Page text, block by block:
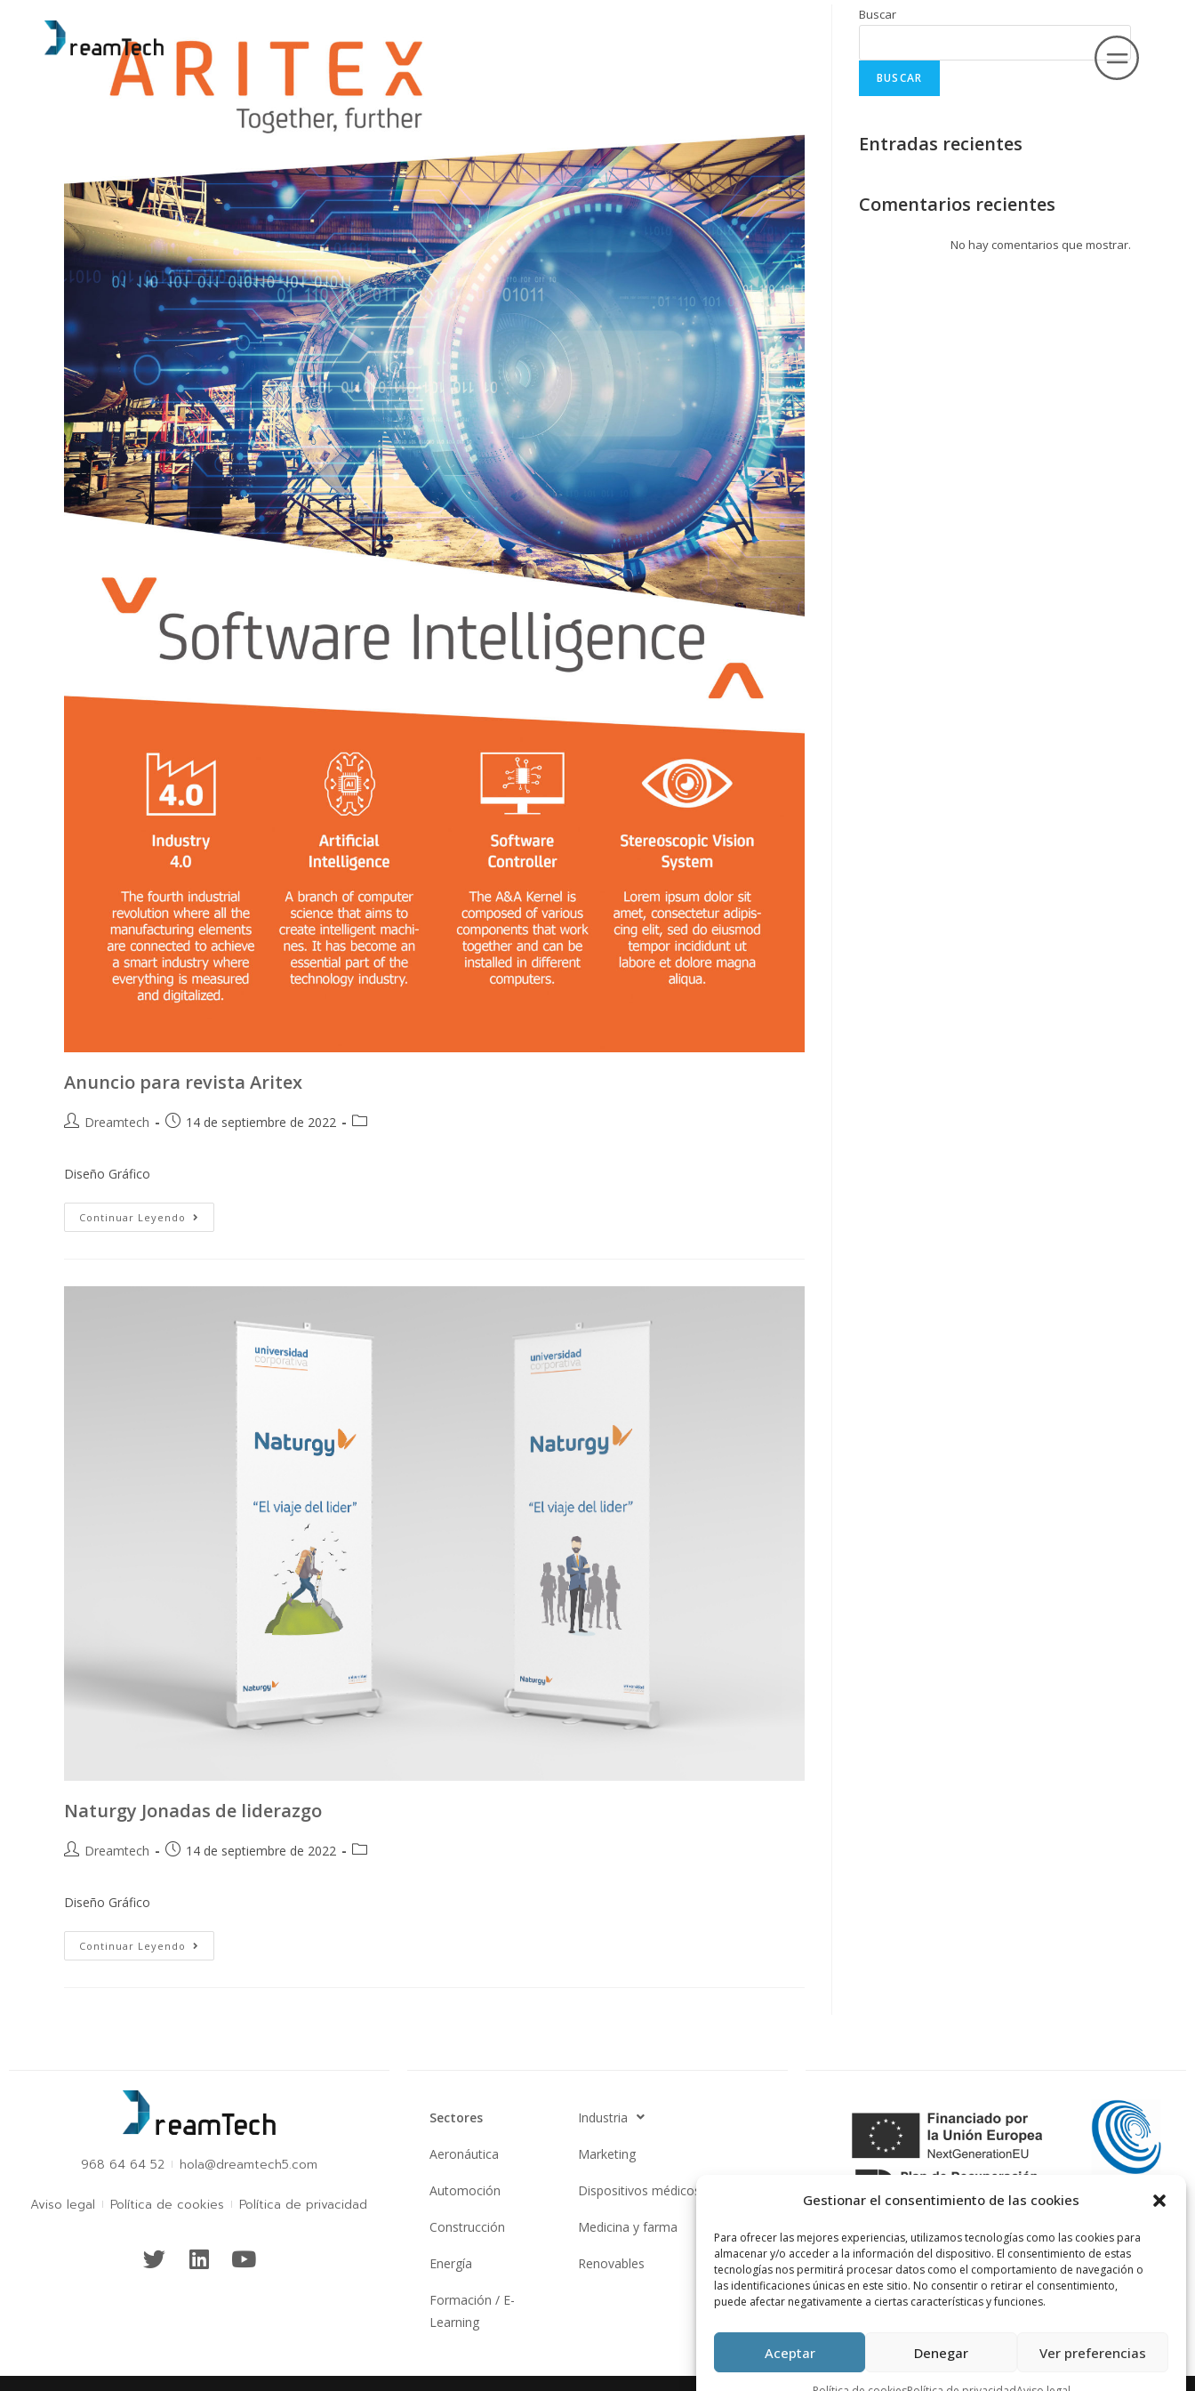
Gestionar el consentimiento de las cookies
Para ofrecer las mejores experiencias, utilizamos tecnologías como las cookies para
almacenar y/o acceder a la información del dispositivo. El consentimiento de estas
tecnologías nos permitirá procesar datos como el comportamiento de navegación o
las identificaciones únicas en este sitio. No consentir o retirar el consentimiento,
puede afectar negativamente a ciertas características y funciones.
Aceptar Denegar Ver preferencias
Anuncio para revista Aritex
Dreamtech 14 de septiembre de 2022
Diseño Gráfico
Continuar Leyendo
Naturgy Jonadas de liderazgo
Dreamtech 14 de septiembre de 2022
Diseño Gráfico
Continuar Leyendo
Buscar
BUSCAR
Entradas recientes
Comentarios recientes
No hay comentarios que mostrar.
968 64 64 52 hola@dreamtech5.com
Aviso legal Política de cookies Política de privacidad
Sectores
Aeronáutica
Automoción
Construcción
Energía
Formación / E-
Learning
Industria
Marketing
Dispositivos médicos
Medicina y farma
Renovables